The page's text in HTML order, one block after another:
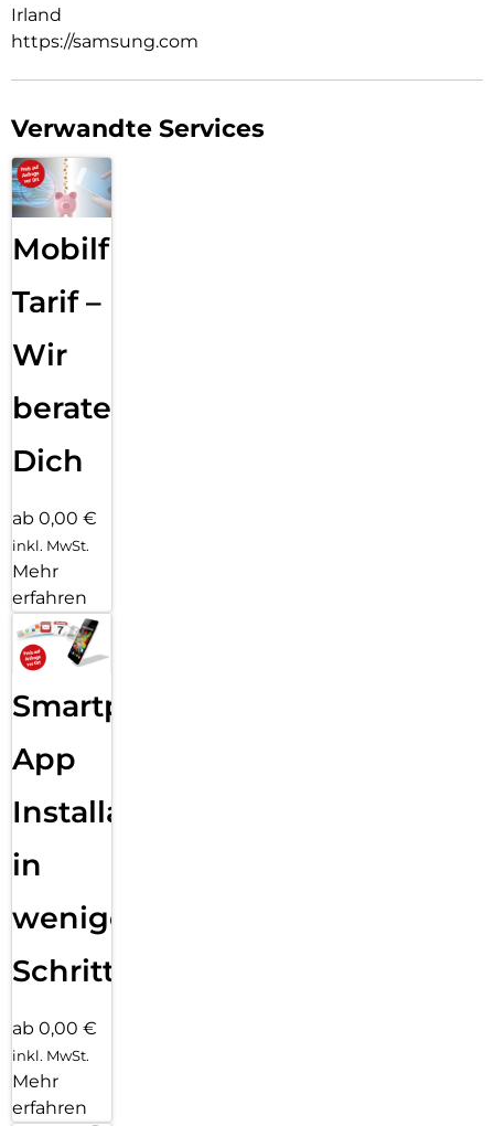
Irland
https://samsung.com
Verwandte Services
Mobilfunk
Tarif –
Wir
beraten
Dich
ab 0,00 €
inkl. MwSt.
Mehr
erfahren
Smartphone
App
Installation
in
wenigen
Schritten
ab 0,00 €
inkl. MwSt.
Mehr
erfahren